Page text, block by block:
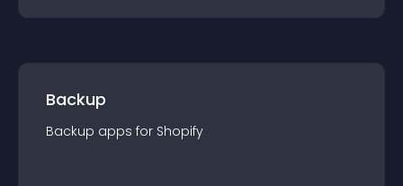
Backup
Backup apps for Shopify